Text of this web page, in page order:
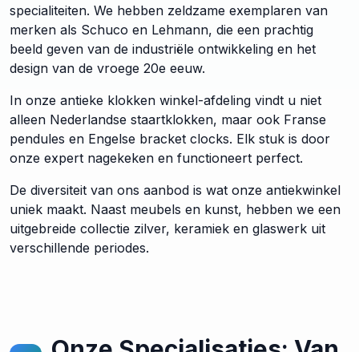
specialiteiten. We hebben zeldzame exemplaren van
merken als Schuco en Lehmann, die een prachtig
beeld geven van de industriële ontwikkeling en het
design van de vroege 20e eeuw.
In onze antieke klokken winkel-afdeling vindt u niet
alleen Nederlandse staartklokken, maar ook Franse
pendules en Engelse bracket clocks. Elk stuk is door
onze expert nagekeken en functioneert perfect.
De diversiteit van ons aanbod is wat onze antiekwinkel
uniek maakt. Naast meubels en kunst, hebben we een
uitgebreide collectie zilver, keramiek en glaswerk uit
verschillende periodes.